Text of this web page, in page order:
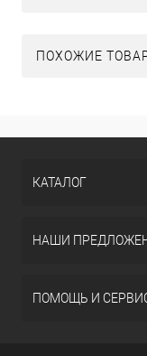
ПОХОЖИЕ
КАТАЛОГ
НАШИ
ПОМОЩЬ И